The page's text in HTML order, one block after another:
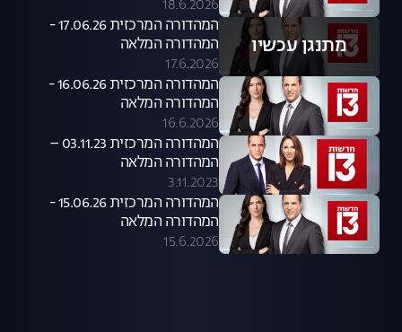
18.6.2026
מתנגן עכשיו
המהדורה המרכזית 17.06.26 -
המהדורה המלאה
17.6.2026
המהדורה המרכזית 16.06.26 -
המהדורה המלאה
16.6.2026
המהדורה המרכזית 03.11.23 –
המהדורה המלאה
3.11.2023
המהדורה המרכזית 15.06.26 -
המהדורה המלאה
15.6.2026